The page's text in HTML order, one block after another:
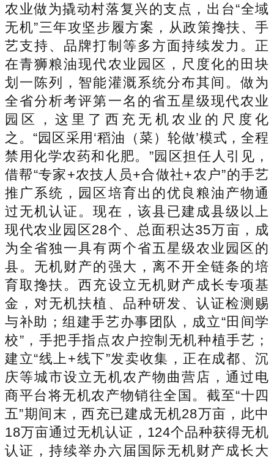
农业做为撬动村落复兴的支点，出台“全域
无机”三年攻坚步履方案，从政策搀扶、手
艺支持、品牌打制等多方面持续发力。正
在青狮粮油现代农业园区，尺度化的田块
划一陈列，智能灌溉系统分布其间。做为
全省分析考评第一名的省五星级现代农业
园区，这里了西充无机农业的尺度化
之。“园区采用‘稻油（菜）轮做’模式，全程
禁用化学农药和化肥。”园区担任人引见，
借帮“专家+农技人员+合做社+农户”的手艺
推广系统，园区培育出的优良粮油产物通
过无机认证。现在，该县已建成县级以上
现代农业园区28个、总面积达35万亩，成
为全省独一具有两个省五星级农业园区的
县。无机财产的强大，离不开全链条的培
育取搀扶。西充设立无机财产成长专项基
金，对无机扶植、品种研发、认证检测赐
与补助；组建手艺办事团队，成立“田间学
校”，手把手指点农户控制无机种植手艺；
建立“线上+线下”发卖收集，正在成都、沉
庆等城市设立无机农产物曲营店，通过电
商平台将无机农产物销往全国。截至“十四
五”期间末，西充已建成无机28万亩，此中
18万亩通过无机认证，124个品种获得无机
认证，持续举办六届国际无机财产成长大